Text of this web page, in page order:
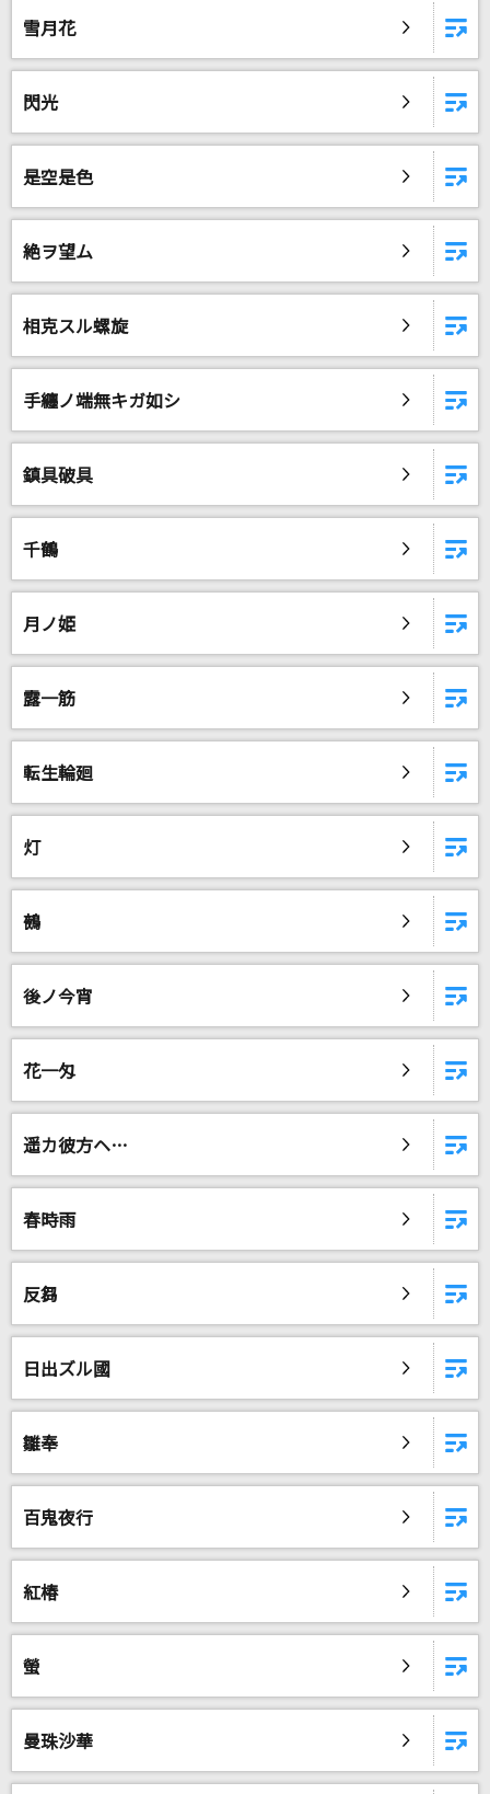
雪月花
閃光
是空是色
絶ヲ望ム
相克スル螺旋
手纏ノ端無キガ如シ
鎮具破具
千鶴
月ノ姫
露一筋
転生輪廻
灯
鵺
後ノ今宵
花一匁
遥カ彼方ヘ…
春時雨
反芻
日出ズル國
雛奉
百鬼夜行
紅椿
螢
曼珠沙華